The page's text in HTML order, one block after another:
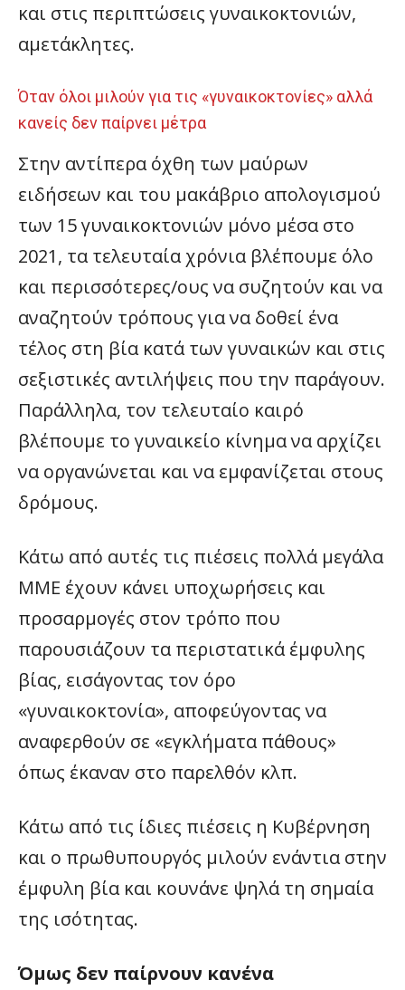
και στις περιπτώσεις γυναικοκτονιών,
αμετάκλητες.
Όταν όλοι μιλούν για τις «γυναικοκτονίες» αλλά
κανείς δεν παίρνει μέτρα
Στην αντίπερα όχθη των μαύρων
ειδήσεων και του μακάβριο απολογισμού
των 15 γυναικοκτονιών μόνο μέσα στο
2021, τα τελευταία χρόνια βλέπουμε όλο
και περισσότερες/ους να συζητούν και να
αναζητούν τρόπους για να δοθεί ένα
τέλος στη βία κατά των γυναικών και στις
σεξιστικές αντιλήψεις που την παράγουν.
Παράλληλα, τον τελευταίο καιρό
βλέπουμε το γυναικείο κίνημα να αρχίζει
να οργανώνεται και να εμφανίζεται στους
δρόμους.
Κάτω από αυτές τις πιέσεις πολλά μεγάλα
ΜΜΕ έχουν κάνει υποχωρήσεις και
προσαρμογές στον τρόπο που
παρουσιάζουν τα περιστατικά έμφυλης
βίας, εισάγοντας τον όρο
«γυναικοκτονία», αποφεύγοντας να
αναφερθούν σε «εγκλήματα πάθους»
όπως έκαναν στο παρελθόν κλπ.
Κάτω από τις ίδιες πιέσεις η Κυβέρνηση
και ο πρωθυπουργός μιλούν ενάντια στην
έμφυλη βία και κουνάνε ψηλά τη σημαία
της ισότητας.
Όμως δεν παίρνουν κανένα